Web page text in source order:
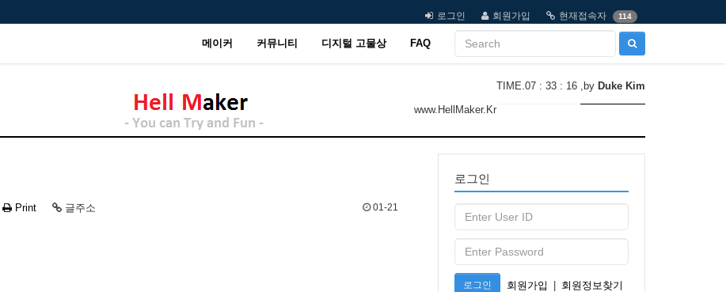
로그인 회원가입 현재접속자 114
메이커 커뮤니티 디지털 고물상 FAQ
TIME.07 : 33 : 16 ,by Duke Kim
www.HellMaker.Kr
Print 글주소 01-21
로그인
로그인 회원가입 회원정보찾기